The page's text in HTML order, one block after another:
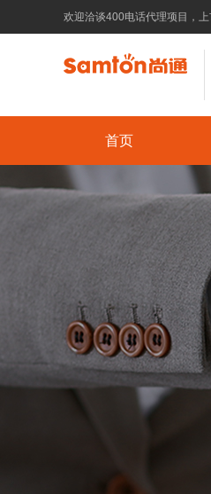
欢迎洽谈400电话代理项目，
首页